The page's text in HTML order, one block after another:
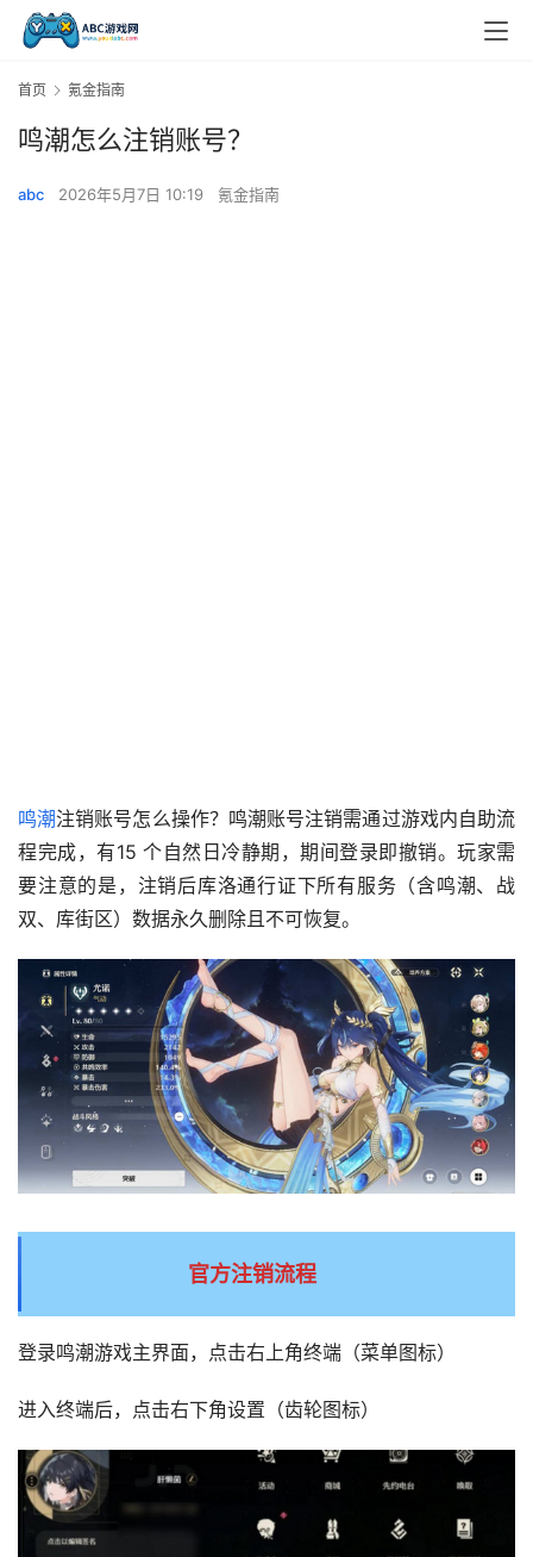
首页 氪金指南
鸣潮怎么注销账号？
abc 2026年5月7日 10:19 氪金指南
鸣潮注销账号怎么操作？鸣潮账号注销需通过游戏内自助流
程完成，有15 个自然日冷静期，期间登录即撤销。玩家需
要注意的是，注销后库洛通行证下所有服务（含鸣潮、战
双、库街区）数据永久删除且不可恢复。
官方注销流程
登录鸣潮游戏主界面，点击右上角终端（菜单图标）
进入终端后，点击右下角设置（齿轮图标）